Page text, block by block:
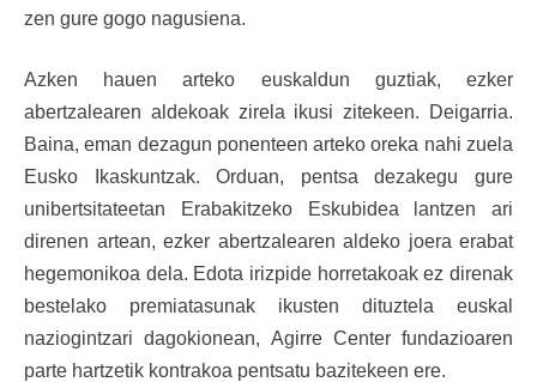
zen gure gogo nagusiena.
Azken hauen arteko euskaldun guztiak, ezker
abertzalearen aldekoak zirela ikusi zitekeen. Deigarria.
Baina, eman dezagun ponenteen arteko oreka nahi zuela
Eusko Ikaskuntzak. Orduan, pentsa dezakegu gure
unibertsitateetan Erabakitzeko Eskubidea lantzen ari
direnen artean, ezker abertzalearen aldeko joera erabat
hegemonikoa dela. Edota irizpide horretakoak ez direnak
bestelako premiatasunak ikusten dituztela euskal
naziogintzari dagokionean, Agirre Center fundazioaren
parte hartzetik kontrakoa pentsatu bazitekeen ere.